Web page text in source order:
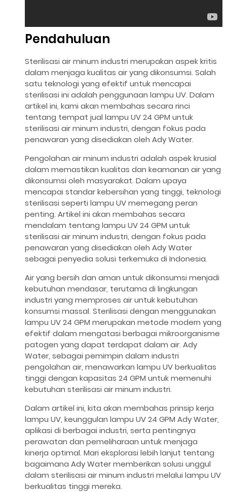
Pendahuluan
Sterilisasi air minum industri merupakan aspek kritis
dalam menjaga kualitas air yang dikonsumsi. Salah
satu teknologi yang efektif untuk mencapai
sterilisasi ini adalah penggunaan lampu UV. Dalam
artikel ini, kami akan membahas secara rinci
tentang tempat jual lampu UV 24 GPM untuk
sterilisasi air minum industri, dengan fokus pada
penawaran yang disediakan oleh Ady Water.
Pengolahan air minum industri adalah aspek krusial
dalam memastikan kualitas dan keamanan air yang
dikonsumsi oleh masyarakat. Dalam upaya
mencapai standar kebersihan yang tinggi, teknologi
sterilisasi seperti lampu UV memegang peran
penting. Artikel ini akan membahas secara
mendalam tentang lampu UV 24 GPM untuk
sterilisasi air minum industri, dengan fokus pada
penawaran yang disediakan oleh Ady Water
sebagai penyedia solusi terkemuka di Indonesia.
Air yang bersih dan aman untuk dikonsumsi menjadi
kebutuhan mendasar, terutama di lingkungan
industri yang memproses air untuk kebutuhan
konsumsi massal. Sterilisasi dengan menggunakan
lampu UV 24 GPM merupakan metode modern yang
efektif dalam mengatasi berbagai mikroorganisme
patogen yang dapat terdapat dalam air. Ady
Water, sebagai pemimpin dalam industri
pengolahan air, menawarkan lampu UV berkualitas
tinggi dengan kapasitas 24 GPM untuk memenuhi
kebutuhan sterilisasi air minum industri.
Dalam artikel ini, kita akan membahas prinsip kerja
lampu UV, keunggulan lampu UV 24 GPM Ady Water,
aplikasi di berbagai industri, serta pentingnya
perawatan dan pemeliharaan untuk menjaga
kinerja optimal. Mari eksplorasi lebih lanjut tentang
bagaimana Ady Water memberikan solusi unggul
dalam sterilisasi air minum industri melalui lampu UV
berkualitas tinggi mereka.